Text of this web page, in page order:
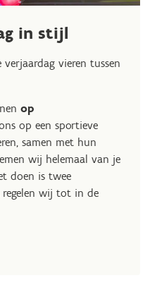
in stijl
vieren tussen
op
op een sportieve
samen met hun
wij helemaal van je
doen is twee
wij tot in de